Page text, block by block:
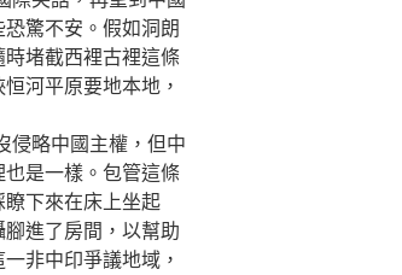
驚不安。假如洞朗
堵截西裡古裡這條
河平原要地本地，
略中國主權，但中
是一樣。包管這條
下來在床上坐起
進了房間，以幫助
非中印爭議地域，